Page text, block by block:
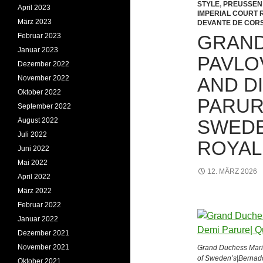
STYLE,
IMPERIAL COURT
DEVANTE DE
AND
12. MÄRZ 2026
Grand Duchess
of
April 2023
März 2023
Februar 2023
Januar 2023
Dezember 2022
November 2022
Oktober 2022
September 2022
August 2022
Juli 2022
Juni 2022
Mai 2022
April 2022
März 2022
Februar 2022
Januar 2022
Dezember 2021
November 2021
Oktober 2021